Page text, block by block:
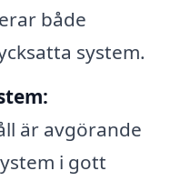
både
system.
är avgörande
i gott